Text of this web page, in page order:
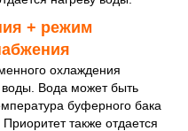
+ режим
охлаждения
Вода может быть
буферного бака
также отдается